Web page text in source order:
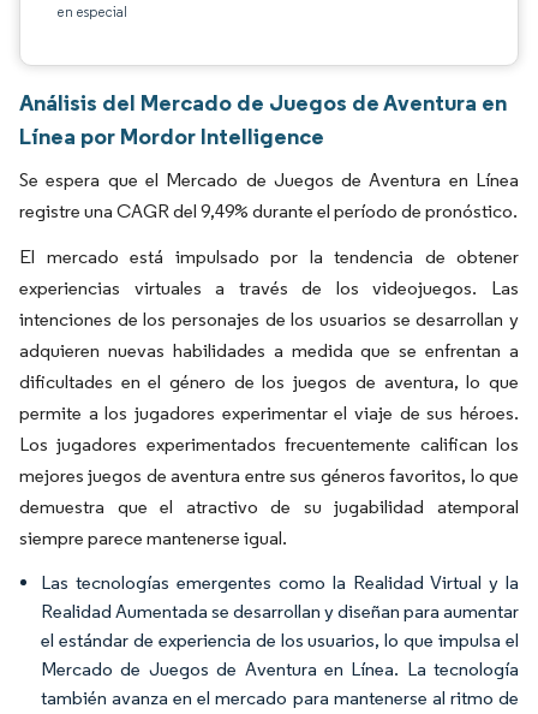
en especial
Análisis del Mercado de Juegos de Aventura en
Línea por Mordor Intelligence
Se espera que el Mercado de Juegos de Aventura en Línea
registre una CAGR del 9,49% durante el período de pronóstico.
El mercado está impulsado por la tendencia de obtener
experiencias virtuales a través de los videojuegos. Las
intenciones de los personajes de los usuarios se desarrollan y
adquieren nuevas habilidades a medida que se enfrentan a
dificultades en el género de los juegos de aventura, lo que
permite a los jugadores experimentar el viaje de sus héroes.
Los jugadores experimentados frecuentemente califican los
mejores juegos de aventura entre sus géneros favoritos, lo que
demuestra que el atractivo de su jugabilidad atemporal
siempre parece mantenerse igual.
Las tecnologías emergentes como la Realidad Virtual y la
Realidad Aumentada se desarrollan y diseñan para aumentar
el estándar de experiencia de los usuarios, lo que impulsa el
Mercado de Juegos de Aventura en Línea. La tecnología
también avanza en el mercado para mantenerse al ritmo de